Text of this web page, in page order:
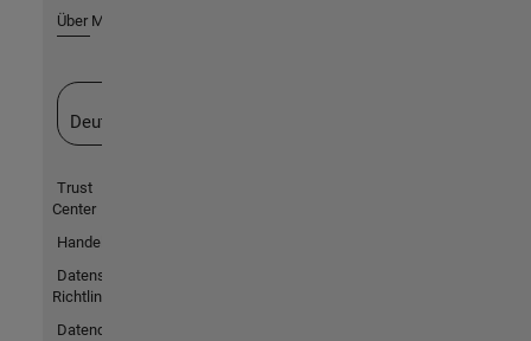
Über MathWorks
Deutschland
Trust
Center
Handelsmarken
Datenschutz-
Richtlinien
Datendiebstahl